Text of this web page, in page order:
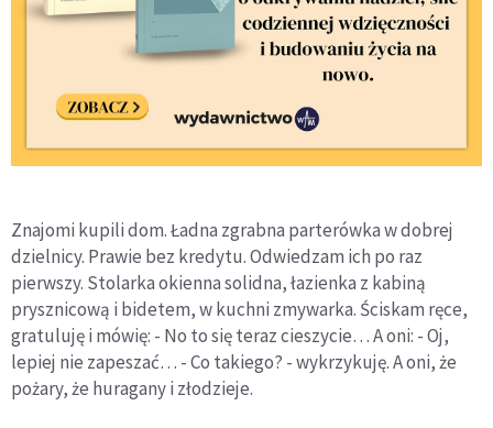
Znajomi kupili dom. Ładna zgrabna parterówka w dobrej
dzielnicy. Prawie bez kredytu. Odwiedzam ich po raz
pierwszy. Stolarka okienna solidna, łazienka z kabiną
prysznicową i bidetem, w kuchni zmywarka. Ściskam ręce,
gratuluję i mówię: - No to się teraz cieszycie… A oni: - Oj,
lepiej nie zapeszać… - Co takiego? - wykrzykuję. A oni, że
pożary, że huragany i złodzieje.